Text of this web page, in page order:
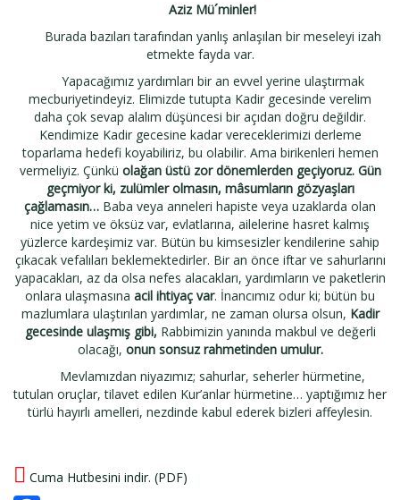
Aziz Mü´minler!
Burada bazıları tarafından yanlış anlaşılan bir meseleyi izah
etmekte fayda var.
Yapacağımız yardımları bir an evvel yerine ulaştırmak
mecburiyetindeyiz. Elimizde tutupta Kadir gecesinde verelim
daha çok sevap alalım düşüncesi bir açıdan doğru değildir.
Kendimize Kadir gecesine kadar vereceklerimizi derleme
toparlama hedefi koyabiliriz, bu olabilir. Ama birikenleri hemen
vermeliyiz. Çünkü olağan üstü zor dönemlerden geçiyoruz. Gün
geçmiyor ki, zulümler olmasın, mâsumların gözyaşları
çağlamasın… Baba veya anneleri hapiste veya uzaklarda olan
nice yetim ve öksüz var, evlatlarına, ailelerine hasret kalmış
yüzlerce kardeşimiz var. Bütün bu kimsesizler kendilerine sahip
çıkacak vefalıları beklemektedirler. Bir an önce iftar ve sahurlarını
yapacakları, az da olsa nefes alacakları, yardımların ve paketlerin
onlara ulaşmasına acil ihtiyaç var. İnancımız odur ki; bütün bu
mazlumlara ulaştırılan yardımlar, ne zaman olursa olsun, Kadir
gecesinde ulaşmış gibi, Rabbimizin yanında makbul ve değerli
olacağı, onun sonsuz rahmetinden umulur.
Mevlamızdan niyazımız; sahurlar, seherler hürmetine,
tutulan oruçlar, tilavet edilen Kur’anlar hürmetine… yaptığımız her
türlü hayırlı amelleri, nezdinde kabul ederek bizleri affeylesin.
Cuma Hutbesini indir. (PDF)